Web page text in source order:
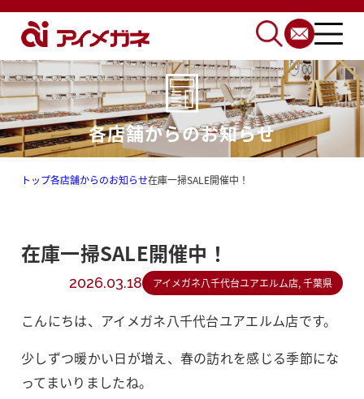
各店舗からのお知らせ
トップ各店舗からのお知らせ在庫一掃SALE開催中！
在庫一掃SALE開催中！
2026.03.18 アイメガネ八千代台ユアエルム店, 千葉県
こんにちは、アイメガネ八千代台ユアエルム店です。
少しずつ暖かい日が増え、春の訪れを感じる季節にな
ってまいりましたね。